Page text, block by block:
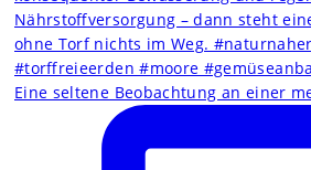
Eine seltene Beobachtung an einer